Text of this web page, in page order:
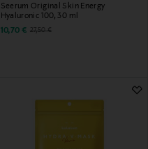
Seerum Original Skin Energy
Hyaluronic 100, 30 ml
Discounted Price
10,70 € Original Price
27,50 €